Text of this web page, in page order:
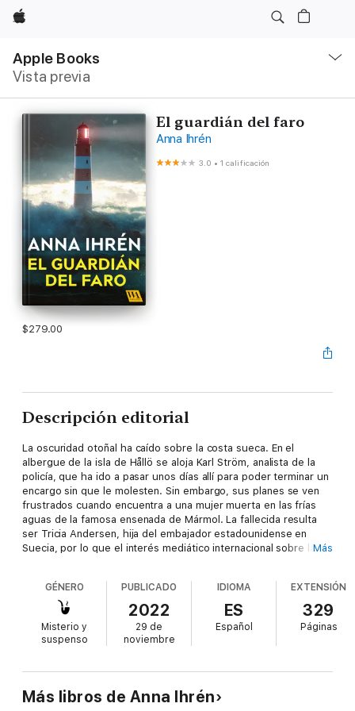
Apple
Apple Books
Vista previa
local
Abrir
El guardián del faro
Anna Ihrén
3.0 •1 calificación
$279.00
Descripción editorial
La oscuridad otoñal ha caído sobre la costa sueca. En el
albergue de la isla de Hållö se aloja Karl Ström, analista de la
policía, que ha ido a pasar unos días allí para poder terminar un
encargo sin que le molesten. Sin embargo, sus planes se ven
frustrados cuando encuentra a una mujer muerta en las frías
aguas de la famosa ensenada de Mármol. La fallecida resulta
ser Tricia Andersen, hija del embajador estadounidense en
Suecia, por lo que el interés mediático internacional sobre la
investigación a Sandra Haraldsson y Dennis Wilhelmson. Debido
a una serie de coincidencias, el propio Karl Ström se convierte
pronto en el principal sospechoso y su pareja, Lisa, comienza a
investigar por su cuenta para intentar exculparlo, a pesar de
que cada vez más indicios apuntan hacia él.Al mismo tiempo,
protegió durante más de un siglo a los navegantes que
surcaban las aguas frente al cabo Sote Huvud. Sandra y Dennis
Más
GÉNERO
Misterio y
suspenso
PUBLICADO
2022
29 de
noviembre
IDIOMA
ES
Español
EXTENSIÓN
329
Páginas
Más libros de Anna Ihrén